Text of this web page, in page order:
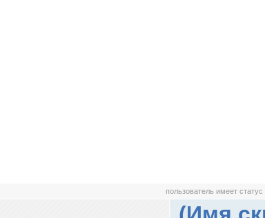
пользователь имеет статус